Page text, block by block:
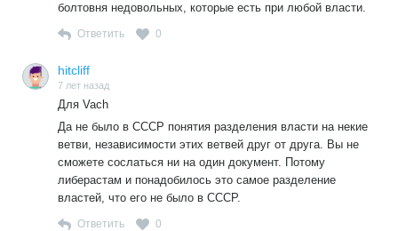
болтовня недовольных, которые есть при любой власти.
Ответить 0
hitcliff
7 лет назад
Для Vach
Да не было в СССР понятия разделения власти на некие
ветви, независимости этих ветвей друг от друга. Вы не
сможете сослаться ни на один документ. Потому
либерастам и понадобилось это самое разделение
властей, что его не было в СССР.
Ответить 0